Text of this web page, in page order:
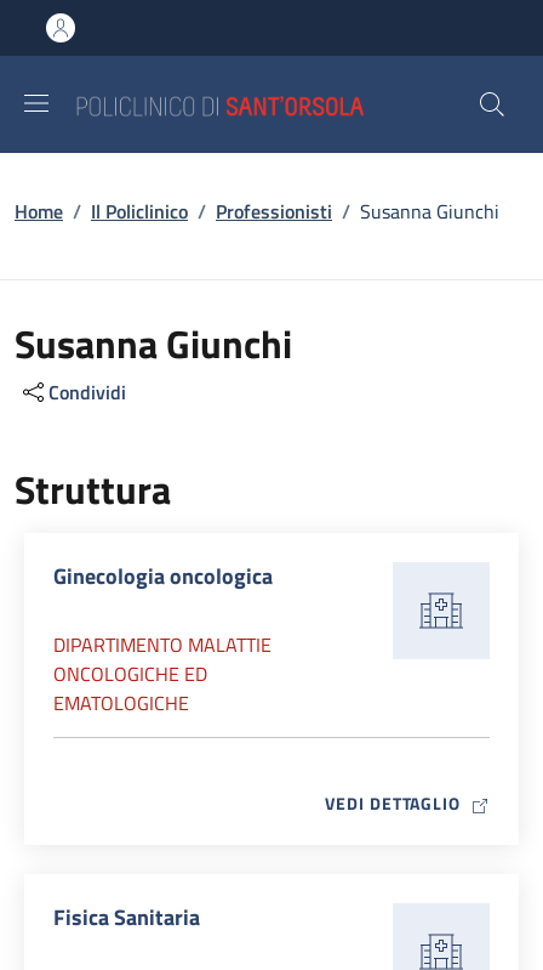
al contenuto principale
to footer content
Briciole di pane
Home / Il Policlinico / Professionisti / Susanna Giunchi
Susanna Giunchi
Condividi
Struttura
Ginecologia oncologica
DIPARTIMENTO MALATTIE
ONCOLOGICHE ED
EMATOLOGICHE
VEDI DETTAGLIO MAP ICON
Fisica Sanitaria